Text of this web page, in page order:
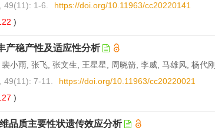
49(11): 1-6.
https://doi.org/10.11963/cc20220141
)
产稳产性及适应性分析
小雨, 张飞, 张文生, 王星星, 周晓箭, 李威, 马雄风, 杨代刚
49(11): 7-11.
https://doi.org/10.11963/cc20220021
)
品质主要性状遗传效应分析